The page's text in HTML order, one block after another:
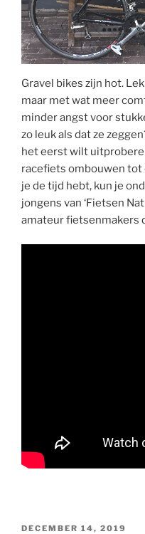
Gravel bikes zijn hot.
maar met wat meer
minder angst voor
zo leuk als dat ze
het eerst wilt
racefiets ombouwen tot
je de tijd hebt, kun je
jongens van ‘Fietsen
amateur fietsenmakers
GEPLAATST
DECEMBER 14, 2019